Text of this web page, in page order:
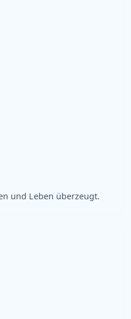
und Leben überzeugt.